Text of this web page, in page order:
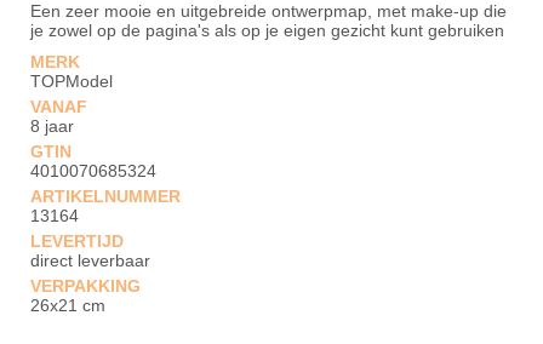
Een zeer mooie en uitgebreide ontwerpmap, met make-up die
je zowel op de pagina's als op je eigen gezicht kunt gebruiken
MERK
TOPModel
VANAF
8 jaar
GTIN
4010070685324
ARTIKELNUMMER
13164
LEVERTIJD
direct leverbaar
VERPAKKING
26x21 cm